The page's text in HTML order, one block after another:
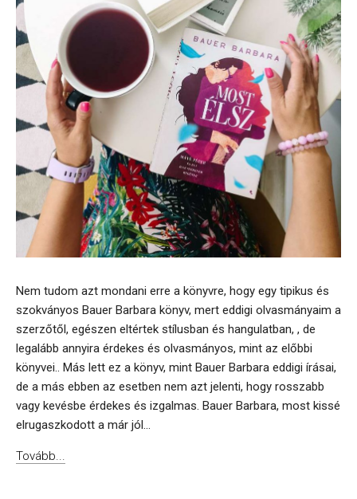
Nem tudom azt mondani erre a könyvre, hogy egy tipikus és
szokványos Bauer Barbara könyv, mert eddigi olvasmányaim a
szerzőtől, egészen eltértek stílusban és hangulatban, , de
legalább annyira érdekes és olvasmányos, mint az előbbi
könyvei.. Más lett ez a könyv, mint Bauer Barbara eddigi írásai,
de a más ebben az esetben nem azt jelenti, hogy rosszabb
vagy kevésbe érdekes és izgalmas. Bauer Barbara, most kissé
elrugaszkodott a már jól...
Tovább...